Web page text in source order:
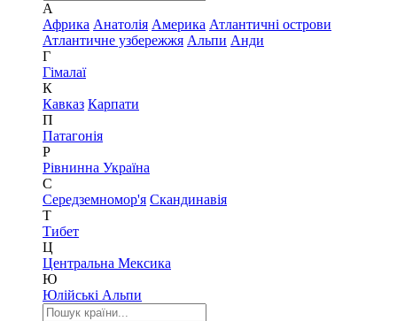
А
Африка Анатолія Америка Атлантичні острови
Атлантичне узбережжя Альпи Анди
Г
Гімалаї
К
Кавказ Карпати
П
Патагонія
Р
Рівнинна Україна
С
Середземномор'я Скандинавія
Т
Тибет
Ц
Центральна Мексика
Ю
Юлійські Альпи